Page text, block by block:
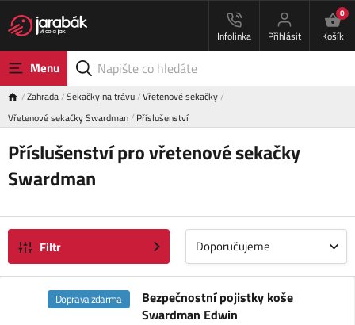
Infolinka Přihlásit
0
Košík
Menu
Zahrada Sekačky na trávu Vřetenové sekačky
Vřetenové sekačky Swardman Příslušenství
Příslušenství pro vřetenové sekačky
Swardman
Filtr Doporučujeme
Bezpečnostní pojistky koše
Swardman Edwin
Doprava zdarma